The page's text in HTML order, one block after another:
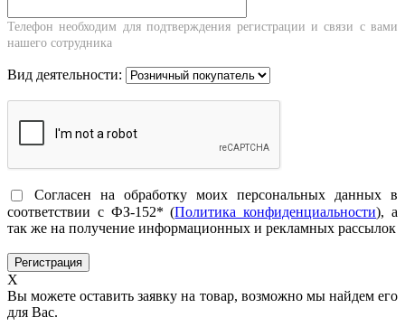
Телефон необходим для подтверждения регистрации и связи с вами
нашего сотрудника
Вид деятельности:
Согласен на обработку моих персональных данных в
соответствии с ФЗ-152* (Политика конфиденциальности), а
так же на получение информационных и рекламных рассылок
X
Вы можете оставить заявку на товар, возможно мы найдем его
для Вас.